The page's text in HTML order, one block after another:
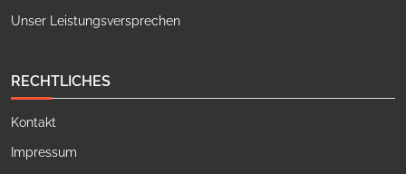
Unser Leistungsversprechen
RECHTLICHES
Kontakt
Impressum